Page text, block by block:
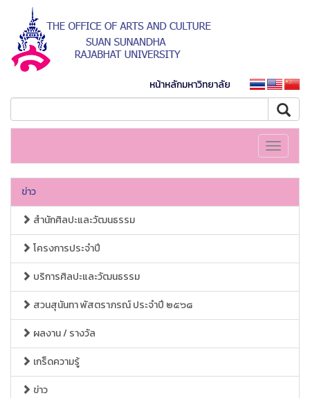
หน้าหลักมหาวิทยาลัย
Toggle
ข่าว
สำนักศิลปะและวัฒนธรรม
โครงการประจำปี
บริการศิลปะและวัฒนธรรม
สวนสุนันทา พัสตราภรณ์ ประจำปี ๒๕๖๘
ผลงาน / รางวัล
เกร็ดความรู้
ข่าว